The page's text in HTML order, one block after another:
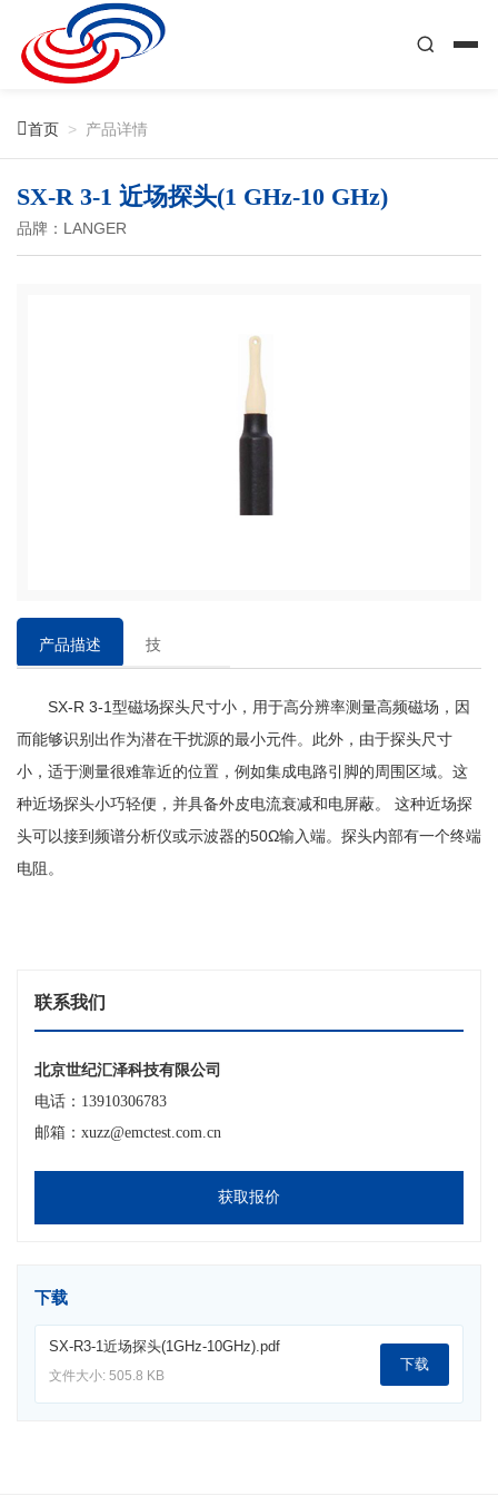
首页 > 产品详情
SX-R 3-1 近场探头(1 GHz-10 GHz)
品牌：LANGER
产品描述
技
参
数
SX-R 3-1型磁场探头尺寸小，用于高分辨率测量高频磁场，因
而能够识别出作为潜在干扰源的最小元件。此外，由于探头尺寸
小，适于测量很难靠近的位置，例如集成电路引脚的周围区域。这
种近场探头小巧轻便，并具备外皮电流衰减和电屏蔽。 这种近场探
头可以接到频谱分析仪或示波器的50Ω输入端。探头内部有一个终端
电阻。
联系我们
北京世纪汇泽科技有限公司
电话：13910306783
邮箱：xuzz@emctest.com.cn
获取报价
下载
SX-R3-1近场探头(1GHz-10GHz).pdf
文件大小: 505.8 KB
下载